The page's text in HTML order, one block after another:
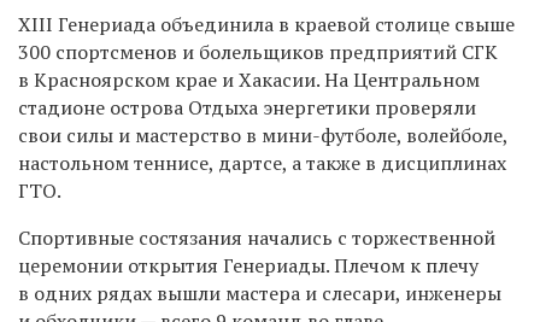
XIII Генериада объединила в краевой столице свыше
300 спортсменов и болельщиков предприятий СГК
в Красноярском крае и Хакасии. На Центральном
стадионе острова Отдыха энергетики проверяли
свои силы и мастерство в мини-футболе, волейболе,
настольном теннисе, дартсе, а также в дисциплинах
ГТО.
Спортивные состязания начались с торжественной
церемонии открытия Генериады. Плечом к плечу
в одних рядах вышли мастера и слесари, инженеры